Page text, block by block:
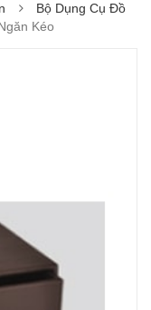
Bộ Dụng Cụ Đồ
Kéo